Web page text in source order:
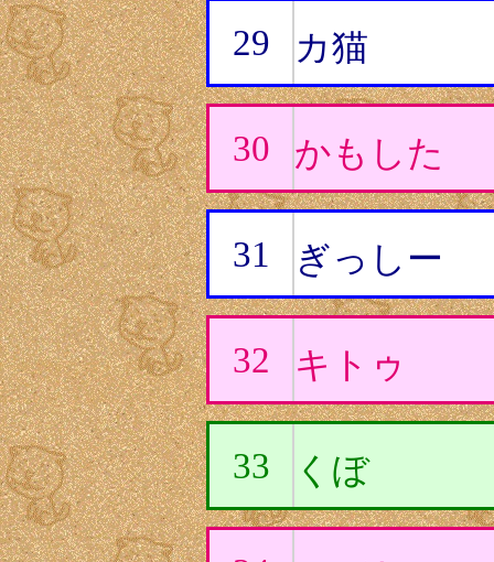
29 カ猫
30 かもした
31 ぎっしー
32 キトゥ
33 くぼ